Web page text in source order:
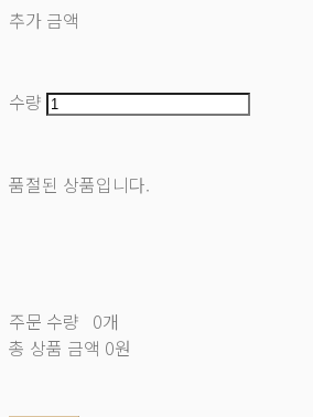
추가 금액
수량
품절된 상품입니다.
주문 수량 0개
총 상품 금액 0원